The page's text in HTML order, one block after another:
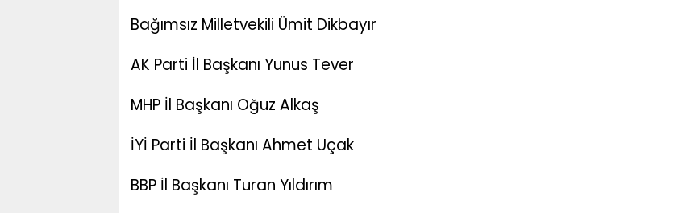
Bağımsız Milletvekili Ümit Dikbayır
AK Parti İl Başkanı Yunus Tever
MHP İl Başkanı Oğuz Alkaş
İYİ Parti İl Başkanı Ahmet Uçak
BBP İl Başkanı Turan Yıldırım